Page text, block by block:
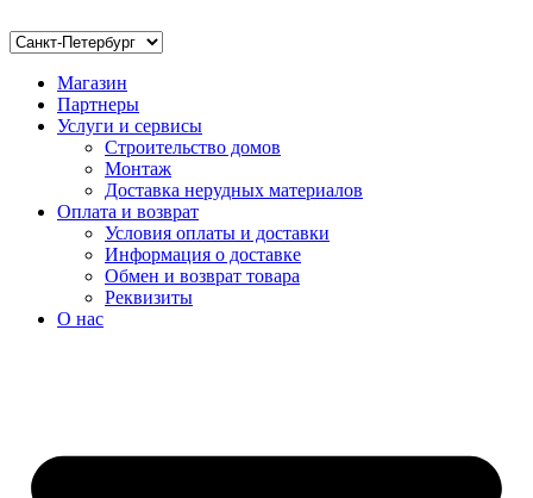
Магазин
Партнеры
Услуги и сервисы
Строительство домов
Монтаж
Доставка нерудных материалов
Оплата и возврат
Условия оплаты и доставки
Информация о доставке
Обмен и возврат товара
Реквизиты
О нас